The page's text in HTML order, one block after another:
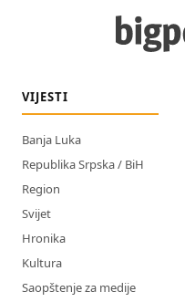
VIJESTI
Banja Luka
Republika Srpska / BiH
Region
Svijet
Hronika
Kultura
Saopštenje za medije